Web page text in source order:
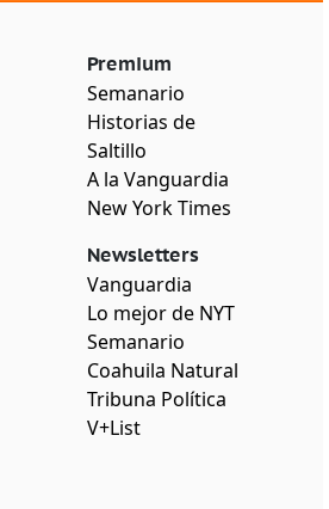
Premium
Semanario
Historias de
Saltillo
A la Vanguardia
New York Times
Newsletters
Vanguardia
Lo mejor de NYT
Semanario
Coahuila Natural
Tribuna Política
V+List